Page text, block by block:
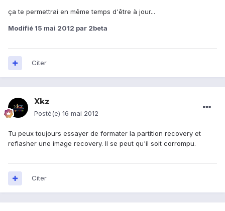
ça te permettrai en même temps d'être à jour...
Modifié 15 mai 2012 par 2beta
Citer
Xkz
Posté(e) 16 mai 2012
Tu peux toujours essayer de formater la partition recovery et
reflasher une image recovery. Il se peut qu'il soit corrompu.
Citer